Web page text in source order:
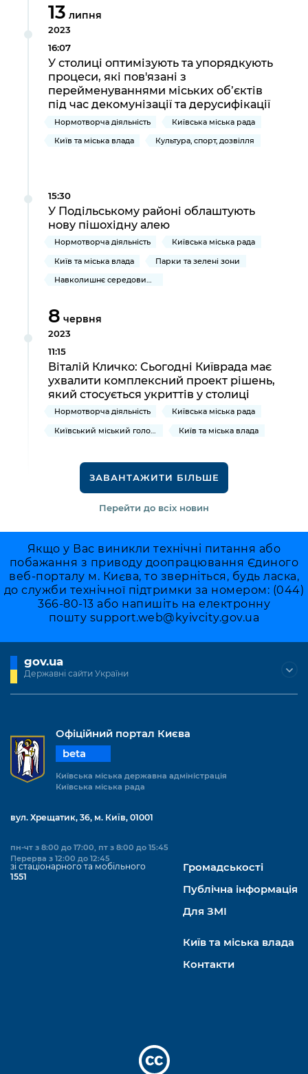
13 липня
2023
16:07
У столиці оптимізують та упорядкують
процеси, які пов'язані з
перейменуваннями міських об’єктів
під час декомунізації та дерусифікації
Нормотворча діяльність
Київська міська рада
Київ та міська влада
Культура, спорт, дозвілля
15:30
У Подільському районі облаштують
нову пішохідну алею
Нормотворча діяльність
Київська міська рада
Київ та міська влада
Парки та зелені зони
Навколишнє середовище міста
8 червня
2023
11:15
Віталій Кличко: Сьогодні Київрада має
ухвалити комплексний проект рішень,
який стосується укриттів у столиці
Нормотворча діяльність
Київська міська рада
Київський міський голова
Київ та міська влада
ЗАВАНТАЖИТИ БІЛЬШЕ
Перейти до всіх новин
Якщо у Вас виникли технічні питання або
побажання з приводу доопрацювання Єдиного
веб-порталу м. Києва, то зверніться, будь ласка,
до служби технічної підтримки за номером: (044)
366-80-13 або напишіть на електронну
пошту support.web@kyivcity.gov.ua
gov.ua
Державні сайти України
Офіційний портал Києва
beta
Київська міська державна адміністрація
Київська міська рада
вул. Хрещатик, 36, м. Київ, 01001
пн-чт з 8:00 до 17:00, пт з 8:00 до 15:45
Перерва з 12:00 до 12:45
зі стаціонарного та мобільного
1551
Громадськості
Публічна інформація
Для ЗМІ
Київ та міська влада
Контакти